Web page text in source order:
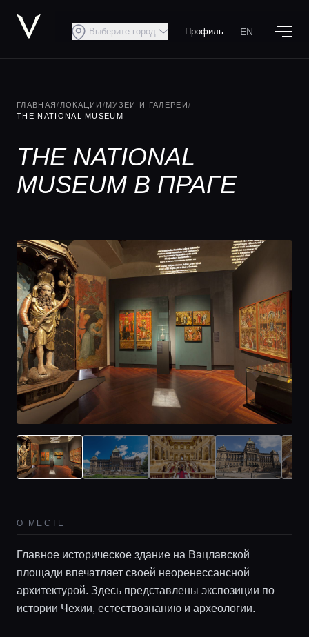
Выберите город Профиль EN
ГЛАВНАЯ/ ЛОКАЦИИ /МУЗЕИ И ГАЛЕРЕИ/
THE NATIONAL MUSEUM
THE NATIONAL
MUSEUM В ПРАГЕ
О МЕСТЕ
Главное историческое здание на Вацлавской
площади впечатляет своей неоренессансной
архитектурой. Здесь представлены экспозиции по
истории Чехии, естествознанию и археологии.